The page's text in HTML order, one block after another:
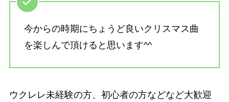
今からの時期にちょうど良いクリスマス曲
を楽しんで頂けると思います^^
ウクレレ未経験の方、初心者の方などなど大歓迎